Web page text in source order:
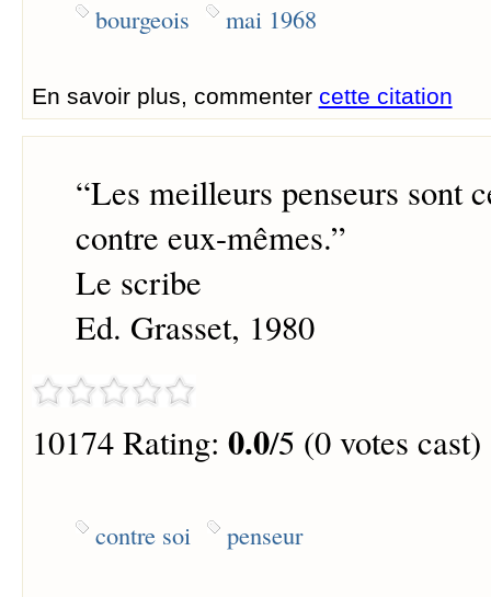
bourgeois mai 1968
En savoir plus, commenter cette citation
“Les meilleurs penseurs sont
contre eux-mêmes.”
Le scribe
Ed. Grasset, 1980
10174 Rating: 0.0/5 (0 votes cast)
contre soi penseur